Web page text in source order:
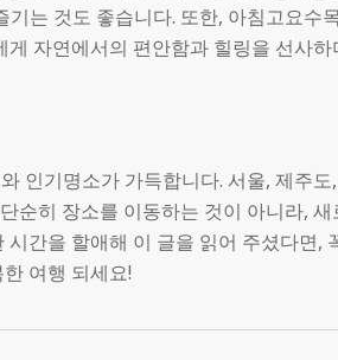
기는 것도 좋습니다. 또한, 아침고요수
게 자연에서의 편안함과 힐링을 선사
인기명소가 가득합니다. 서울, 제주
순히 장소를 이동하는 것이 아니라,
시간을 할애해 이 글을 읽어 주셨다면,
여행 되세요!